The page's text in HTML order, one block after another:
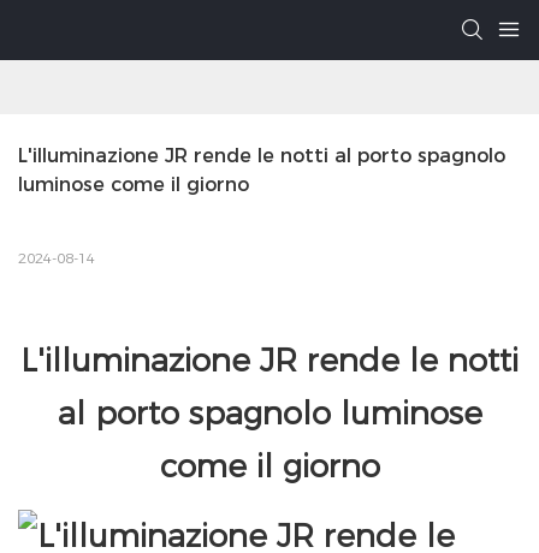
L'illuminazione JR rende le notti al porto spagnolo
luminose come il giorno
2024-08-14
L'illuminazione JR rende le notti
al porto spagnolo luminose
come il giorno